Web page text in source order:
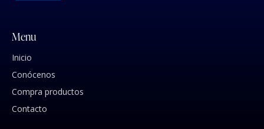
Menu
Inicio
Conócenos
Compra productos
Contacto